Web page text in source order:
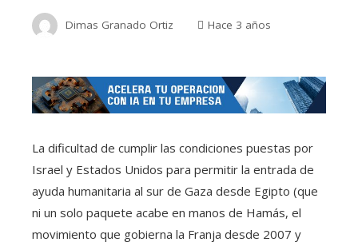
Dimas Granado Ortiz Hace 3 años
La dificultad de cumplir las condiciones puestas por
Israel y Estados Unidos para permitir la entrada de
ayuda humanitaria al sur de Gaza desde Egipto (que
ni un solo paquete acabe en manos de Hamás, el
movimiento que gobierna la Franja desde 2007 y